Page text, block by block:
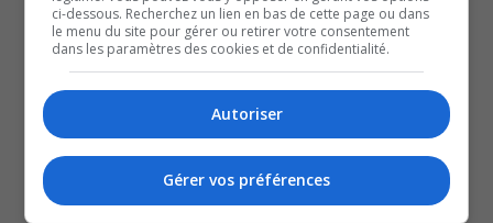
La soirée du 31 est un vrai succès et ce n’est que la
première d’une longue série, plus d’une soixantaine
d’événements auront lieu tout au long de l’année 2026
pour fêter le 100e anniversaire de Rouyn-Noranda.
QUESTION DU JOUR
Commentaires
ci-dessous. Recherchez un lien en bas de cette page ou dans
le menu du site pour gérer ou retirer votre consentement
dans les paramètres des cookies et de confidentialité.
Autoriser
Gérer vos préférences